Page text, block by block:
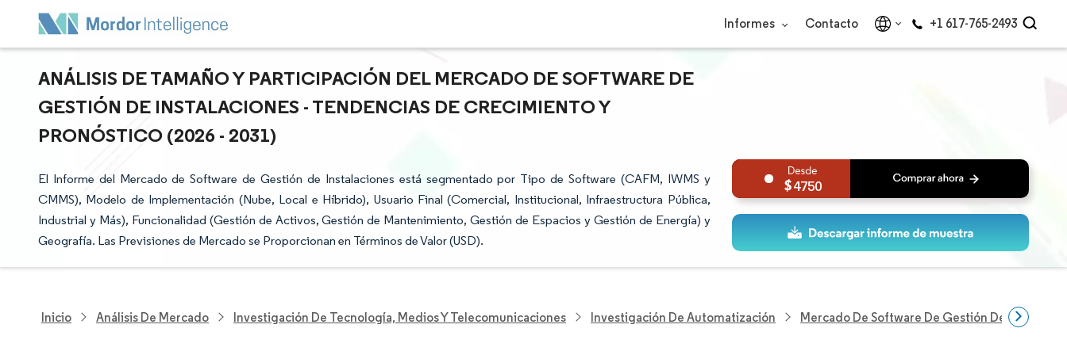
Informes Contacto +1 617-765-2493
ANÁLISIS DE TAMAÑO Y PARTICIPACIÓN DEL MERCADO DE SOFTWARE DE
GESTIÓN DE INSTALACIONES - TENDENCIAS DE CRECIMIENTO Y
PRONÓSTICO (2026 - 2031)
El Informe del Mercado de Software de Gestión de Instalaciones está segmentado por Tipo de Software (CAFM, IWMS y
CMMS), Modelo de Implementación (Nube, Local e Híbrido), Usuario Final (Comercial, Institucional, Infraestructura Pública,
Industrial y Más), Funcionalidad (Gestión de Activos, Gestión de Mantenimiento, Gestión de Espacios y Gestión de Energía) y
Geografía. Las Previsiones de Mercado se Proporcionan en Términos de Valor (USD).
4750
Inicio Análisis De Mercado Investigación De Tecnología, Medios Y Telecomunicaciones Investigación De Automatización Mercado De Software De Gestión De